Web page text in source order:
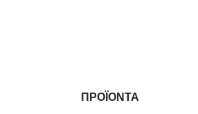
ΠΡΟΪΌΝΤΑ